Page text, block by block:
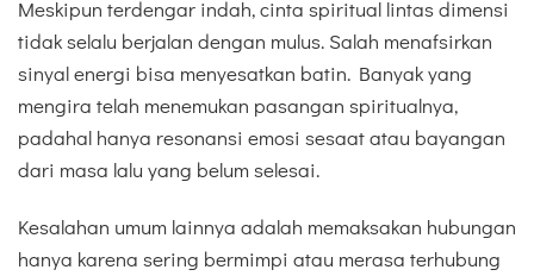
Meskipun terdengar indah, cinta spiritual lintas dimensi
tidak selalu berjalan dengan mulus. Salah menafsirkan
sinyal energi bisa menyesatkan batin. Banyak yang
mengira telah menemukan pasangan spiritualnya,
padahal hanya resonansi emosi sesaat atau bayangan
dari masa lalu yang belum selesai.
Kesalahan umum lainnya adalah memaksakan hubungan
hanya karena sering bermimpi atau merasa terhubung